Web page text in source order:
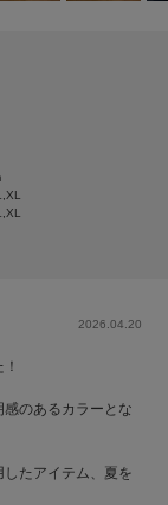
2026.04.20
のあるカラーとな
たアイテム、夏を